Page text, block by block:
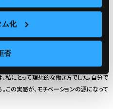
ム化
否
誰かの“正解”をなぞるのではなく、自
んな働き方がここにはあります。
果が反映されますし、日々の仕事の中で
次第で広がっていきます。少しずつ期待さ
どん大きな仕事を任せてもらえる。そうし
私にとって理想的な働き方でした。自分で
。この実感が、モチベーションの源になって